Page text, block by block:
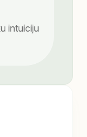
intuiciju